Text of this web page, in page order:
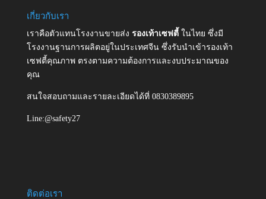
เกี่ยวกับเรา
เราคือตัวแทนโรงงานขายส่ง รองเท้าเซฟตี้ ในไทย ซึ่งมี
โรงงานฐานการผลิตอยู่ในประเทศจีน ซึ่งรับนำเข้ารองเท้า
เซฟตี้คุณภาพ ตรงตามความต้องการและงบประมาณของ
คุณ
สนใจสอบถามและรายละเอียดได้ที่ 0830389895
Line:@safety27
ติดต่อเรา